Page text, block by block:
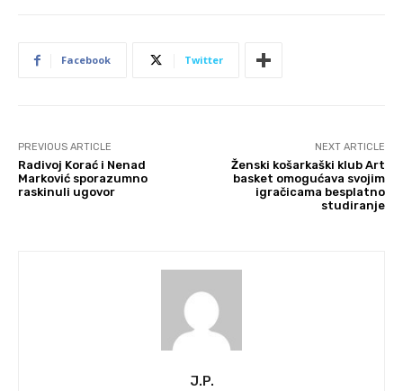
Facebook Twitter
PREVIOUS ARTICLE
Radivoj Korać i Nenad
Marković sporazumno
raskinuli ugovor
NEXT ARTICLE
Ženski košarkaški klub Art
basket omogućava svojim
igračicama besplatno
studiranje
J.P.